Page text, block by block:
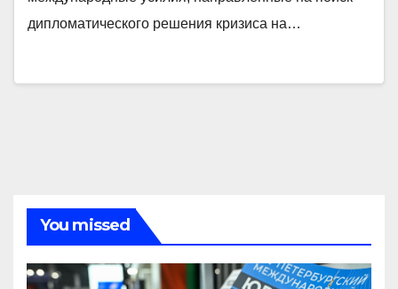
дипломатического решения кризиса на…
You missed